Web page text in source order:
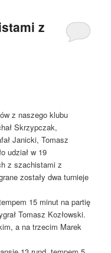
z
z naszego klubu
Skrzypczak,
Janicki, Tomasz
udział w 19
z szachistami z
zostały dwa turnieje
15 minut na partię
Tomasz Kozłowski.
a na trzecim Marek